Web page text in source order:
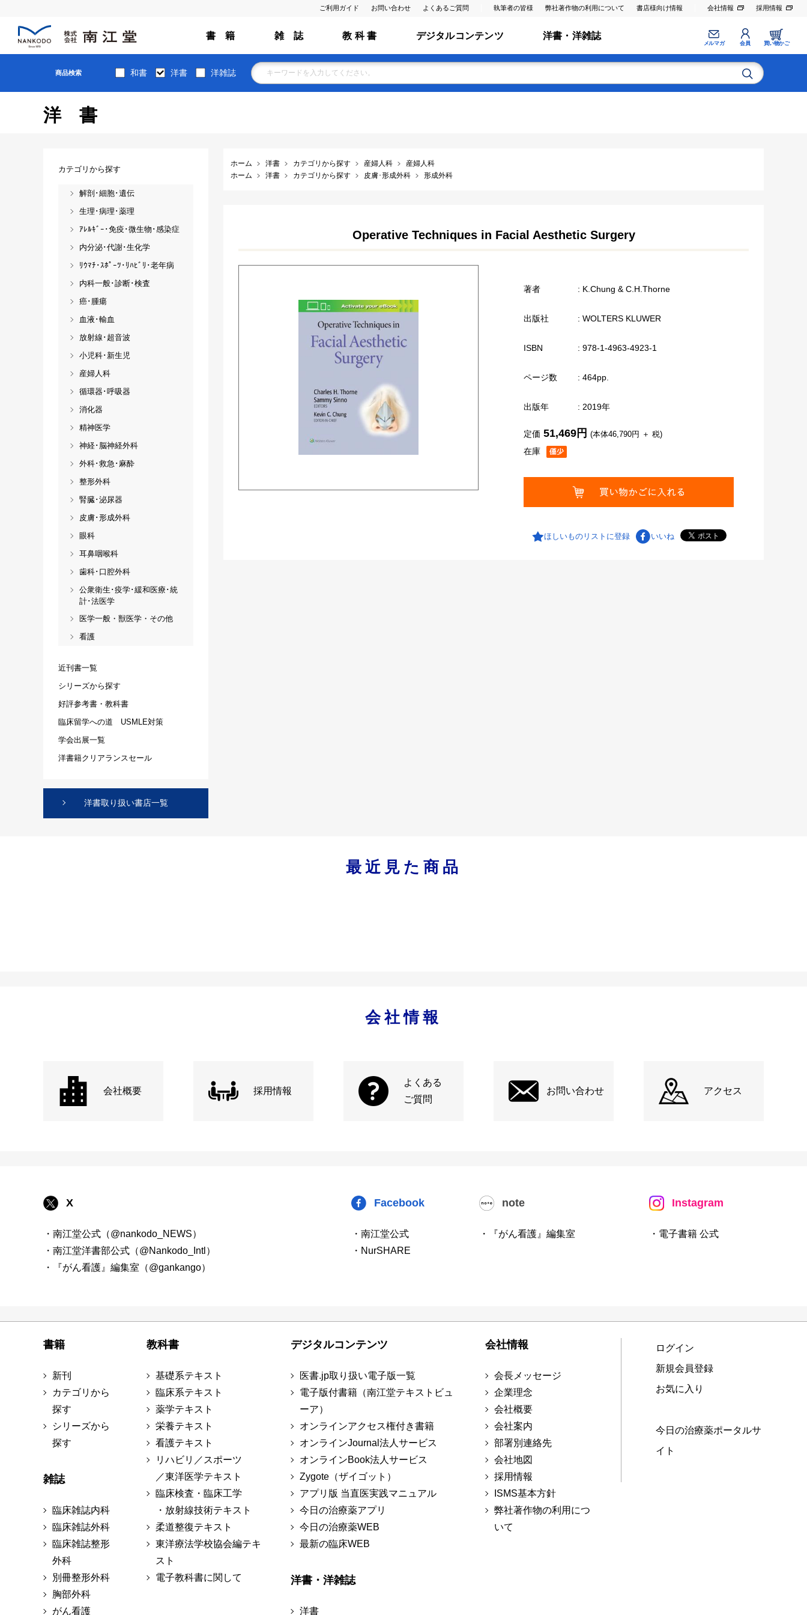
ご利用ガイド お問い合わせ よくあるご質問 執筆者の皆様 弊社著作物の利用について 書店様向け情報 会社情報 採用情報
書 籍 雑 誌 教 科 書 デジタルコンテンツ 洋書・洋雑誌
メルマガ 会員 買い物かご
商品検索 和書 洋書 洋雑誌
洋書
ホーム 洋書 カテゴリから探す 産婦人科
産婦人科
ホーム
洋書 カテゴリから探す 皮膚･形成外科 形成外科
Operative Techniques in Facial Aesthetic Surgery
著者 : K.Chung & C.H.Thorne
出版社 : WOLTERS KLUWER
ISBN : 978-1-4963-4923-1
ページ数 : 464pp.
出版年 : 2019年
在庫
定価 51,469円 (本体46,790円 ＋ 税)
ほしいものリストに登録 いいね
カテゴリから探す
解剖･細胞･遺伝
生理･病理･薬理
ｱﾚﾙｷﾞｰ･免疫･微生物･感染症
内分泌･代謝･生化学
ﾘｳﾏﾁ･ｽﾎﾟｰﾂ･ﾘﾊﾋﾞﾘ･老年病
内科一般･診断･検査
癌･腫瘍
血液･輸血
放射線･超音波
小児科･新生児
産婦人科
循環器･呼吸器
消化器
精神医学
神経･脳神経外科
外科･救急･麻酔
整形外科
腎臓･泌尿器
皮膚･形成外科
眼科
耳鼻咽喉科
歯科･口腔外科
公衆衛生･疫学･緩和医療･統
計･法医学
医学一般・獣医学・その他
看護
近刊書一覧
シリーズから探す
好評参考書・教科書
臨床留学への道 USMLE対策
学会出展一覧
洋書籍クリアランスセール
洋書取り扱い書店一覧
最近見た商品
会社情報
会社概要 採用情報
よくある
ご質問
お問い合わせ アクセス
X
・南江堂公式（@nankodo_NEWS）
・南江堂洋書部公式（@Nankodo_Intl）
・『がん看護』編集室（@gankango）
Facebook
・南江堂公式
・NurSHARE
note
・『がん看護』編集室
Instagram
・電子書籍 公式
書籍
新刊
カテゴリから
探す
シリーズから
探す
雑誌
臨床雑誌内科
臨床雑誌外科
臨床雑誌整形
外科
別冊整形外科
胸部外科
がん看護
教科書
基礎系テキスト
臨床系テキスト
薬学テキスト
栄養テキスト
看護テキスト
リハビリ／スポーツ
／東洋医学テキスト
臨床検査・臨床工学
・放射線技術テキスト
柔道整復テキスト
東洋療法学校協会編テキ
スト
電子教科書に関して
デジタルコンテンツ
医書.jp取り扱い電子版一覧
電子版付書籍（南江堂テキストビュ
ーア）
オンラインアクセス権付き書籍
オンラインJournal法人サービス
オンラインBook法人サービス
Zygote（ザイゴット）
アプリ版 当直医実践マニュアル
今日の治療薬アプリ
今日の治療薬WEB
最新の臨床WEB
洋書・洋雑誌
洋書
会社情報
会長メッセージ
企業理念
会社概要
会社案内
部署別連絡先
会社地図
採用情報
ISMS基本方針
弊社著作物の利用につ
いて
ログイン
新規会員登録
お気に入り
今日の治療薬ポータルサ
イト